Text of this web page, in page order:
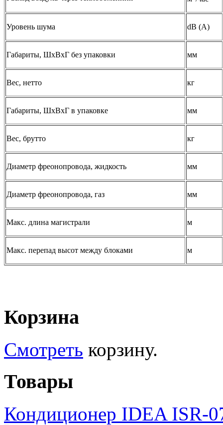
Уровень шума dB (A)
Габариты, ШхВхГ без упаковки мм
Вес, нетто кг
Габариты, ШхВхГ в упаковке мм
Вес, брутто кг
Диаметр фреонопровода, жидкость мм
Диаметр фреонопровода, газ мм
Макс. длина магистрали м
Макс. перепад высот между блоками м
Корзина
Смотреть корзину.
Товары
Кондиционер IDEA ISR-